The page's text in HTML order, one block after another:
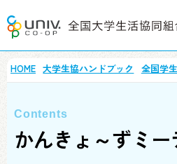
HOME 大学生協ハンドブック 全国学
かんきょ～ずミー